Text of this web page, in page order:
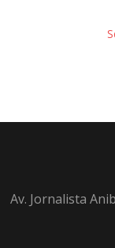
Av. Jornalista